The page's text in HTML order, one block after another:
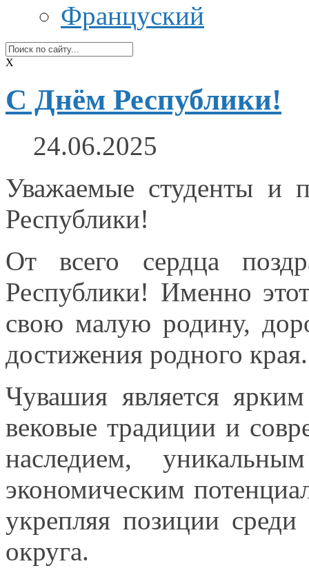
Француский
X
С Днём Республики!
24.06.2025
Уважаемые студенты и
Республики!
От всего сердца
Республики! Именно
свою малую родину,
достижения родного края.
Чувашия является
вековые традиции и
наследием,
экономическим
укрепляя позиции
округа.